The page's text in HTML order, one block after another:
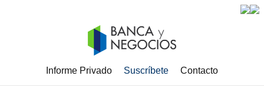
Informe Privado Suscríbete Contacto